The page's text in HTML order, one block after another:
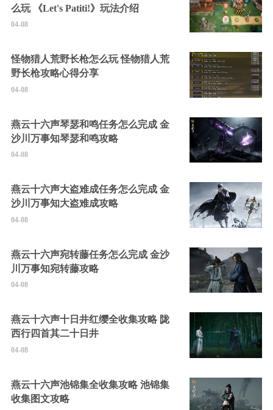
么玩 《Let's Patiti!》玩法介绍
04-08
怪物猎人荒野长枪怎么玩 怪物猎人荒
野长枪攻略心得分享
04-08
燕云十六声琴瑟和鸣任务怎么完成 金
沙川万事知琴瑟和鸣攻略
04-08
燕云十六声大盗难成任务怎么完成 金
沙川万事知大盗难成攻略
04-08
燕云十六声宛转藤任务怎么完成 金沙
川万事知宛转藤攻略
04-08
燕云十六声十日井红缨全收集攻略 陇
西行四首其二十日井
04-08
燕云十六声池锦集全收集攻略 池锦集
收集图文攻略